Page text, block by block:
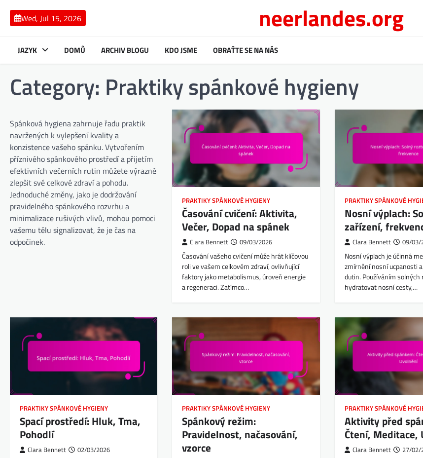
content
Wed, Jul 15, 2026 neerlandes.org
JAZYK DOMŮ ARCHIV BLOGU KDO JSME OBRAŤTE SE NA NÁS
Category: Praktiky spánkové hygieny
Spánková hygiena zahrnuje řadu praktik
navržených k vylepšení kvality a
konzistence vašeho spánku. Vytvořením
příznivého spánkového prostředí a přijetím
efektivních večerních rutin můžete výrazně
zlepšit své celkové zdraví a pohodu.
Jednoduché změny, jako je dodržování
pravidelného spánkového rozvrhu a
minimalizace rušivých vlivů, mohou pomoci
vašemu tělu signalizovat, že je čas na
odpočinek.
PRAKTIKY SPÁNKOVÉ HYGIENY
Časování cvičení: Aktivita,
Večer, Dopad na spánek
Clara Bennett 09/03/2026
Časování vašeho cvičení může hrát klíčovou
roli ve vašem celkovém zdraví, ovlivňující
faktory jako metabolismus, úroveň energie
a regeneraci. Zatímco…
PRAKTIKY SPÁNKOVÉ
Nosní výplach:
zařízení,
Clara Bennett 09/03/
Nosní výplach je účinná
zmírnění nosní ucpanosti
dutin. Používáním solných
hydratovat nosní cesty,…
PRAKTIKY SPÁNKOVÉ HYGIENY
Spací prostředí: Hluk, Tma,
Pohodlí
Clara Bennett 02/03/2026
PRAKTIKY SPÁNKOVÉ HYGIENY
Spánkový režim:
Pravidelnost, načasování,
vzorce
PRAKTIKY SPÁNKOVÉ
Aktivity před
Čtení, Meditace,
Clara Bennett 27/02/